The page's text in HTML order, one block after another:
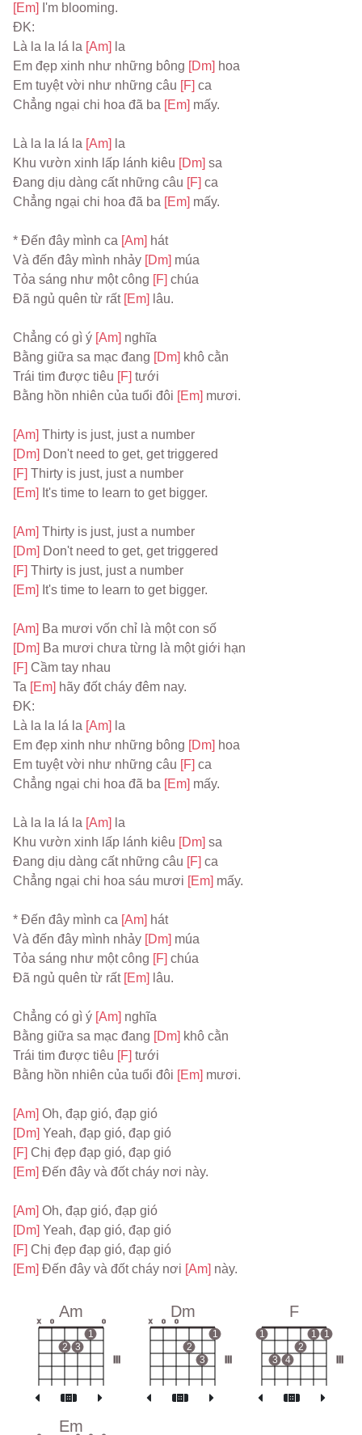
[Em] I'm blooming.
ĐK:
Là la la lá la [Am] la
Em đẹp xinh như những bông [Dm] hoa
Em tuyệt vời như những câu [F] ca
Chẳng ngại chi hoa đã ba [Em] mấy.
Là la la lá la [Am] la
Khu vườn xinh lấp lánh kiêu [Dm] sa
Đang dịu dàng cất những câu [F] ca
Chẳng ngại chi hoa đã ba [Em] mấy.
* Đến đây mình ca [Am] hát
Và đến đây mình nhảy [Dm] múa
Tỏa sáng như một công [F] chúa
Đã ngủ quên từ rất [Em] lâu.
Chẳng có gì ý [Am] nghĩa
Bằng giữa sa mạc đang [Dm] khô cằn
Trái tim được tiêu [F] tưới
Bằng hồn nhiên của tuổi đôi [Em] mươi.
[Am] Thirty is just, just a number
[Dm] Don't need to get, get triggered
[F] Thirty is just, just a number
[Em] It's time to learn to get bigger.
[Am] Thirty is just, just a number
[Dm] Don't need to get, get triggered
[F] Thirty is just, just a number
[Em] It's time to learn to get bigger.
[Am] Ba mươi vốn chỉ là một con số
[Dm] Ba mươi chưa từng là một giới hạn
[F] Cầm tay nhau
Ta [Em] hãy đốt cháy đêm nay.
ĐK:
Là la la lá la [Am] la
Em đẹp xinh như những bông [Dm] hoa
Em tuyệt vời như những câu [F] ca
Chẳng ngại chi hoa đã ba [Em] mấy.
Là la la lá la [Am] la
Khu vườn xinh lấp lánh kiêu [Dm] sa
Đang dịu dàng cất những câu [F] ca
Chẳng ngại chi hoa sáu mươi [Em] mấy.
* Đến đây mình ca [Am] hát
Và đến đây mình nhảy [Dm] múa
Tỏa sáng như một công [F] chúa
Đã ngủ quên từ rất [Em] lâu.
Chẳng có gì ý [Am] nghĩa
Bằng giữa sa mạc đang [Dm] khô cằn
Trái tim được tiêu [F] tưới
Bằng hồn nhiên của tuổi đôi [Em] mươi.
[Am] Oh, đạp gió, đạp gió
[Dm] Yeah, đạp gió, đạp gió
[F] Chị đẹp đạp gió, đạp gió
[Em] Đến đây và đốt cháy nơi này.
[Am] Oh, đạp gió, đạp gió
[Dm] Yeah, đạp gió, đạp gió
[F] Chị đẹp đạp gió, đạp gió
[Em] Đến đây và đốt cháy nơi [Am] này.
Am
x o
2 3
1
o
Dm
x o o
2
3
1
F
1
3 4
2
1 1
Em